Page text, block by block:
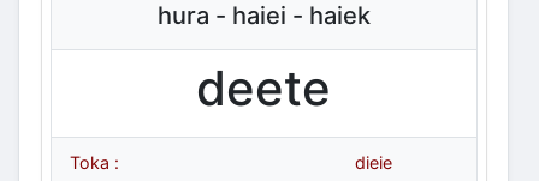
hura - haiei - haiek
deete
Toka :
dieie